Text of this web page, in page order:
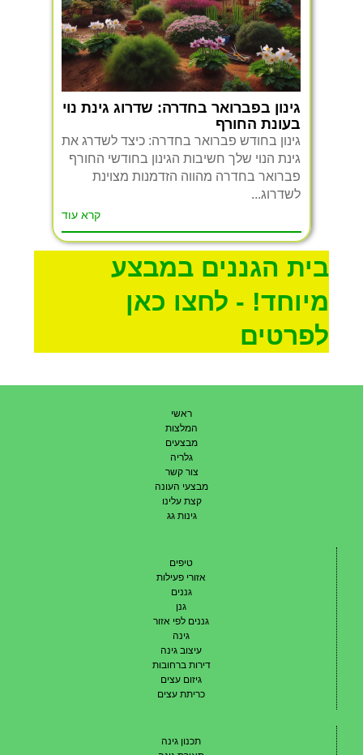
בית הגננים במבצע
מיוחד! - לחצו כאן
לפרטים
גינון בפברואר בחדרה: שדרוג גינת נוי
בעונת החורף
גינון בחודש פברואר בחדרה: כיצד לשדרג את
גינת הנוי שלך חשיבות הגינון בחודשי החורף
פברואר בחדרה מהווה הזדמנות מצוינת
לשדרוג...
קרא עוד
ראשי
המלצות
מבצעים
גלריה
צור קשר
מבצעי העונה
קצת עלינו
גינות גג
טיפים
אזורי פעילות
גננים
גנן
גננים לפי אזור
גינה
עיצוב גינה
דירות ברחובות
גיזום עצים
כריתת עצים
תכנון גינה